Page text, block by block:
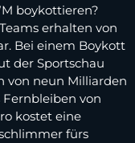
boykottieren?
erhalten von
Bei einem Boykott
der Sportschau
von neun Milliarden
Fernbleiben von
kostet eine
fürs